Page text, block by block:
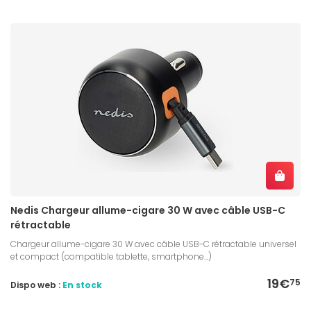
Nedis Chargeur allume-cigare 30 W avec câble USB-C
rétractable
Chargeur allume-cigare 30 W avec câble USB-C rétractable universel
et compact (compatible tablette, smartphone...)
19€75
Dispo web : En stock